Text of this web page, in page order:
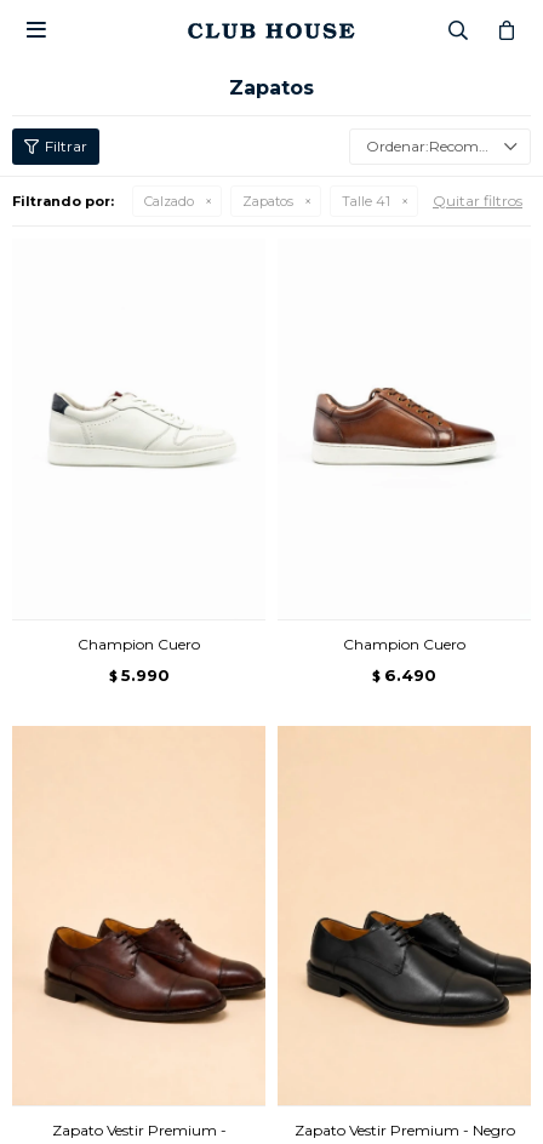

Zapatos
Recomendados
Filtrando por: Calzado Zapatos Talle 41 Quitar filtros
Champion Cuero
$ 5.990
Champion Cuero
$ 6.490
Zapato Vestir Premium -
Zapato Vestir Premium - Negro